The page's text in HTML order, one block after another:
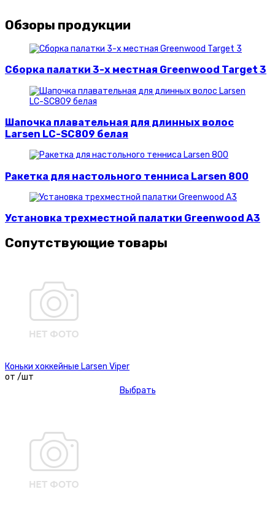
Обзоры продукции
Сборка палатки 3-х местная Greenwood Target 3
Шапочка плавательная для длинных волос
Larsen LC-SC809 белая
Ракетка для настольного тенниса Larsen 800
Установка трехместной палатки Greenwood A3
Сопутствующие товары
Коньки хоккейные Larsen Viper
от /шт
Выбрать